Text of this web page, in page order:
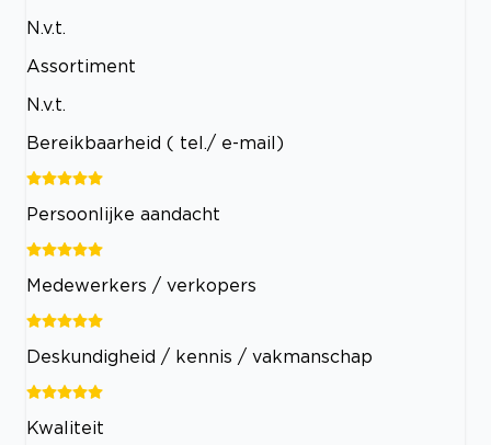
N.v.t.
Assortiment
N.v.t.
Bereikbaarheid ( tel./ e-mail)
Persoonlijke aandacht
Medewerkers / verkopers
Deskundigheid / kennis / vakmanschap
Kwaliteit